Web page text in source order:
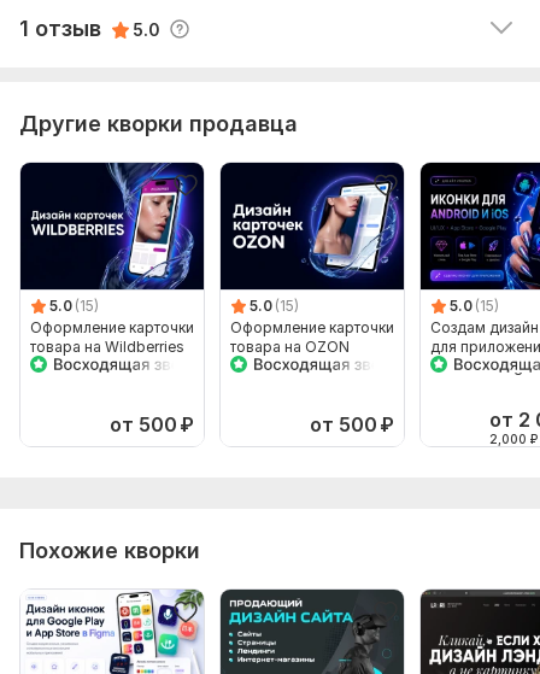
1 отзыв 5.0
Ответ продавца Читать
Другие кворки продавца
5.0 (15)
Оформление карточки
товара на Wildberries
от 500 ₽
5.0 (15)
Оформление карточки
товара на OZON
от 500 ₽
5.0 (15)
Создам
для
Store и Google
от 2
2,000 ₽
Похожие кворки